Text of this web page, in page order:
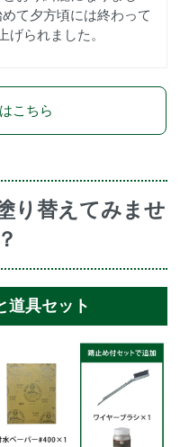
て夕方頃には終わって
げられました。
こちら
り替えてみませ
道具セット